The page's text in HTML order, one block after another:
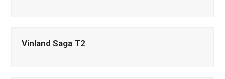
Vinland Saga T2